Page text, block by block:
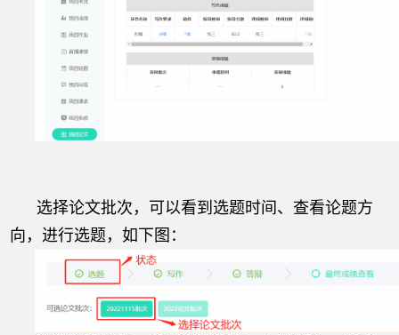
选择论文批次，可以看到选题时间、查看论题方
向，进行选题，如下图：